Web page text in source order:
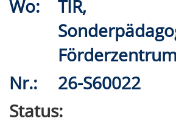
Wo:
TIR,
Förderzentrum
Nr.:
26-S60022
Status: